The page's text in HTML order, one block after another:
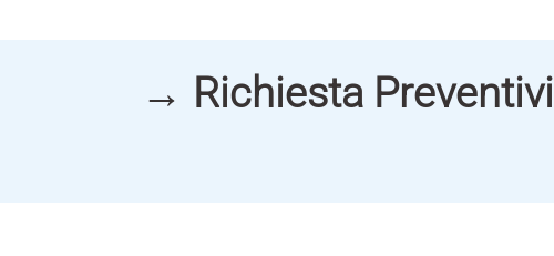
→ Richiesta Preventivi